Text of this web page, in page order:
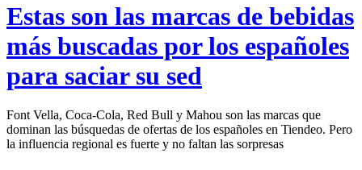
Estas son las marcas de bebidas
más buscadas por los españoles
para saciar su sed
Font Vella, Coca-Cola, Red Bull y Mahou son las marcas que
dominan las búsquedas de ofertas de los españoles en Tiendeo. Pero
la influencia regional es fuerte y no faltan las sorpresas